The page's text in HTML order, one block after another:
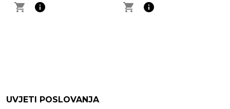
shopping_cart
info
shopping_cart
info
UVJETI POSLOVANJA